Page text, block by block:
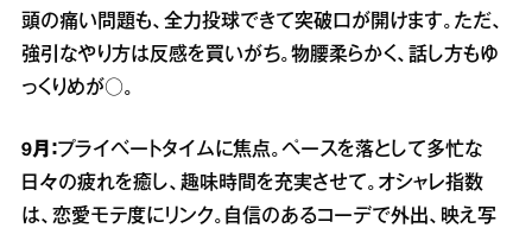
頭の痛い問題も、全力投球できて突破口が開けます。ただ、
強引なやり方は反感を買いがち。物腰柔らかく、話し方もゆ
っくりめが○。
9月： プライベートタイムに焦点。ペースを落として多忙な
日々の疲れを癒し、趣味時間を充実させて。オシャレ指数
は、恋愛モテ度にリンク。自信のあるコーデで外出、映え写